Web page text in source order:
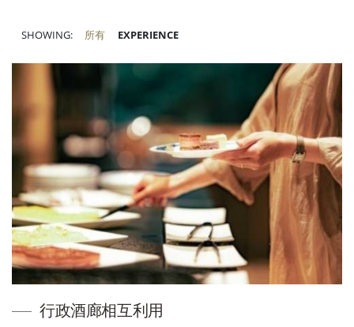
SHOWING: 所有 EXPERIENCE
行政酒廊相互利用